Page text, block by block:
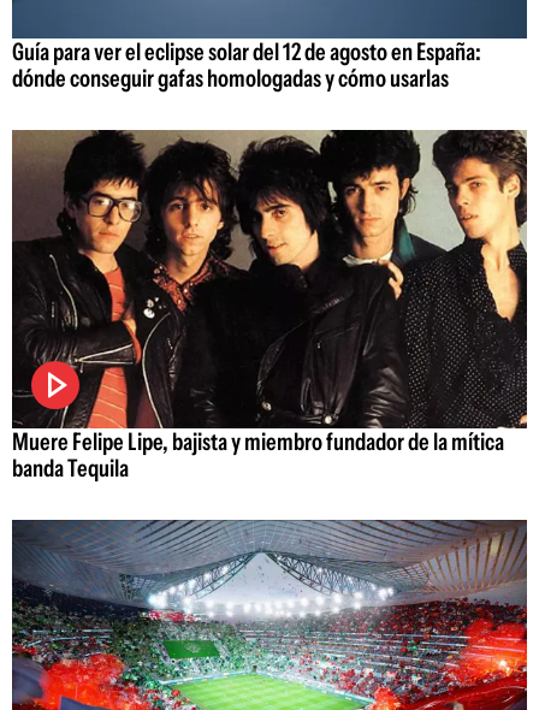
Guía para ver el eclipse solar del 12 de agosto en España:
dónde conseguir gafas homologadas y cómo usarlas
Muere Felipe Lipe, bajista y miembro fundador de la mítica
banda Tequila